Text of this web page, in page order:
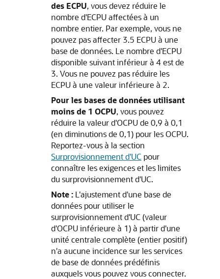
des ECPU, vous devez réduire le
nombre d'ECPU affectées à un
nombre entier. Par exemple, vous ne
pouvez pas affecter 3.5 ECPU à une
base de données. Le nombre d'ECPU
disponible suivant inférieur à 4 est de
3. Vous ne pouvez pas réduire les
ECPU à une valeur inférieure à 2.
Pour les bases de données utilisant
moins de 1 OCPU, vous pouvez
réduire la valeur d'OCPU de 0,9 à 0,1
(en diminutions de 0,1) pour les OCPU.
Reportez-vous à la section
Surprovisionnement d'UC pour
connaître les exigences et les limites
du surprovisionnement d'UC.
Note : L'ajustement d'une base de
données pour utiliser le
surprovisionnement d'UC (valeur
d'OCPU inférieure à 1) à partir d'une
unité centrale complète (entier positif)
n'a aucune incidence sur les services
de base de données prédéfinis
auxquels vous pouvez vous connecter.